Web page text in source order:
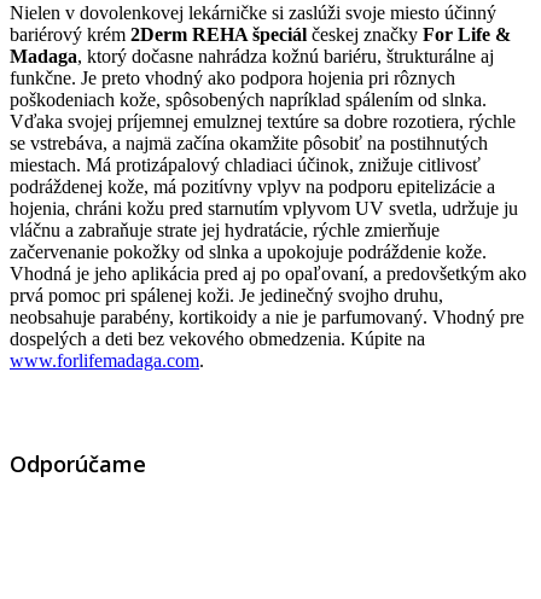
Nielen v dovolenkovej lekárničke si zaslúži svoje miesto účinný
bariérový krém 2Derm REHA špeciál českej značky For Life &
Madaga, ktorý dočasne nahrádza kožnú bariéru, štrukturálne aj
funkčne. Je preto vhodný ako podpora hojenia pri rôznych
poškodeniach kože, spôsobených napríklad spálením od slnka.
Vďaka svojej príjemnej emulznej textúre sa dobre rozotiera, rýchle
se vstrebáva, a najmä začína okamžite pôsobiť na postihnutých
miestach. Má protizápalový chladiaci účinok, znižuje citlivosť
podráždenej kože, má pozitívny vplyv na podporu epitelizácie a
hojenia, chráni kožu pred starnutím vplyvom UV svetla, udržuje ju
vláčnu a zabraňuje strate jej hydratácie, rýchle zmierňuje
začervenanie pokožky od slnka a upokojuje podráždenie kože.
Vhodná je jeho aplikácia pred aj po opaľovaní, a predovšetkým ako
prvá pomoc pri spálenej koži. Je jedinečný svojho druhu,
neobsahuje parabény, kortikoidy a nie je parfumovaný. Vhodný pre
dospelých a deti bez vekového obmedzenia. Kúpite na
www.forlifemadaga.com.
Odporúčame